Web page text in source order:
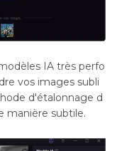
IA très perfo
vos images subli
d'étalonnage d
manière subtile.